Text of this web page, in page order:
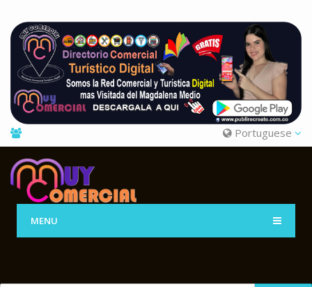
Portuguese
MENU